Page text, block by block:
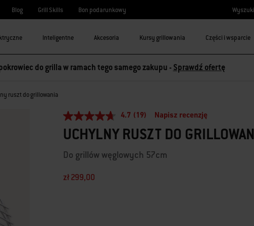
Blog Grill Skills Bon podarunkowy
Inteligentne Akcesoria Kursy grillowania Części i wsparcie
do grilla w ramach tego samego zakupu - Sprawdź ofertę
ruszt do grillowania
4.7
z
5
średnia
wartość
Read
4.7 (19) Napisz recenzję
UCHYLNY RUSZT DO
Do grillów węglowych 57cm
zł 299,00